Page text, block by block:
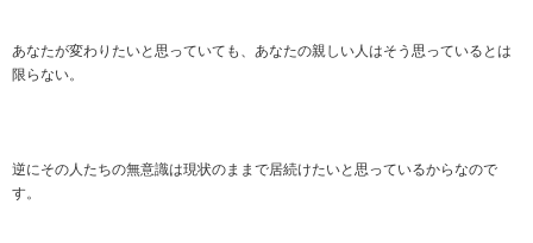
あなたが変わりたいと思っていても、あなたの親しい人はそう思っているとは
限らない。
逆にその人たちの無意識は現状のままで居続けたいと思っているからなので
す。